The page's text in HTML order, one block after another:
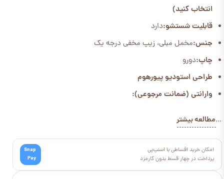
انتخاب کنید)
قابلیت شستشو:دارد
جنس:مخمل مبلی، زیپ مخفی درجه یک
چاپ:دورو
طراحی استودیو پیورهوم
وارانتی (ضمانت مرجوعی):
...مطالعه بیشتر
امکان خرید اقساطی با اسنپ‌پی
پرداخت در چهار قسط بدون کارمزد
Snap
Pay